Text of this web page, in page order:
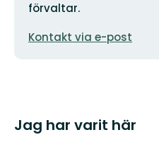
förvaltar.
postadress
Kontakt via e-post
Jag har varit här